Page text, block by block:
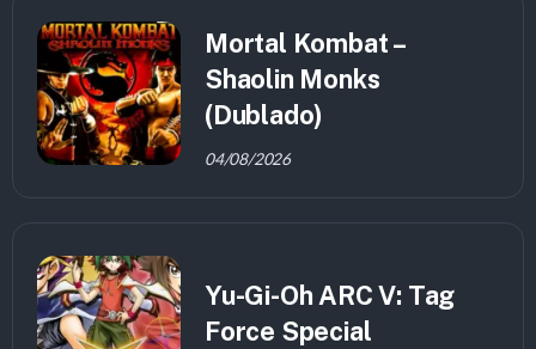
Mortal Kombat –
Shaolin Monks
(Dublado)
04/08/2026
Yu-Gi-Oh ARC V: Tag
Force Special